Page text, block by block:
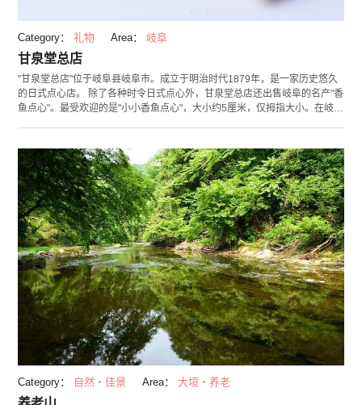
Category： 礼物 Area： 岐阜
甘泉堂总店
"甘泉堂总店"位于岐阜县岐阜市。成立于明治时代1879年，是一家历史悠久
的日式点心店。 除了各种时令日式点心外，甘泉堂总店还出售岐阜的名产"香
鱼点心"。最受欢迎的是"小小香鱼点心"，大小约5厘米，仅拇指大小。在岐阜
选择。 此外，该店还销售适合与日式点心一同享用的宇治抹茶等饮品。
Category： 自然・佳景 Area： 大垣・养老